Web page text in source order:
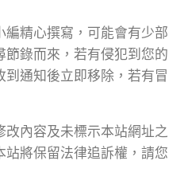
編精心撰寫，可能會有少部
錄而來，若有侵犯到您的
通知後立即移除，若有冒
改內容及未標示本站網址之
站將保留法律追訴權，請您